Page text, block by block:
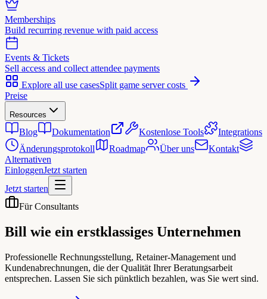
Memberships
Build recurring revenue with paid access
Events & Tickets
Sell access and collect attendee payments
Explore all use casesSplit game server costs
Preise
Resources
Blog Dokumentation Kostenlose Tools
Integrations
Änderungsprotokoll
Roadmap Über uns
Kontakt
Alternativen
EinloggenJetzt starten
Jetzt starten
Für Consultants
Bill wie ein erstklassiges Unternehmen
Professionelle Rechnungsstellung, Retainer-Management und
Kundenabrechnungen, die der Qualität Ihrer Beratungsarbeit
entsprechen. Lassen Sie sich pünktlich bezahlen, was Sie wert sind.